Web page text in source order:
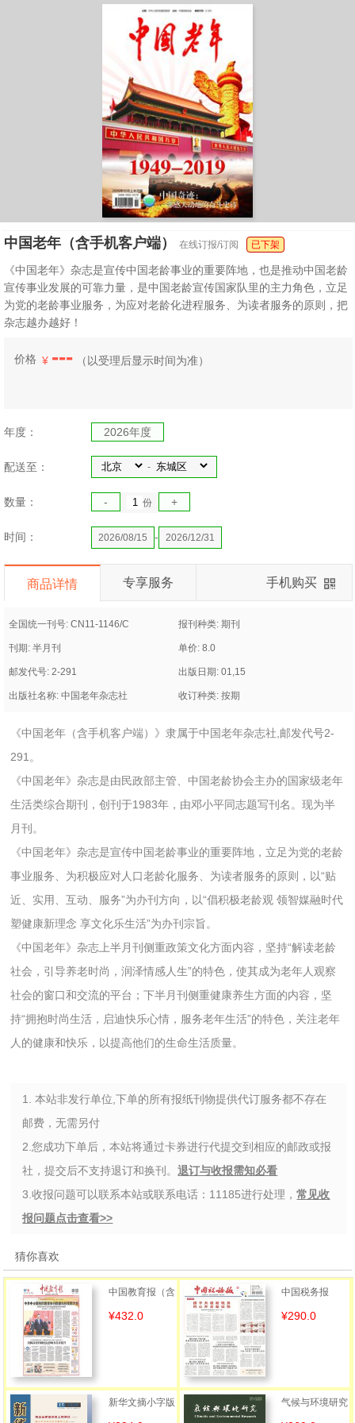
中国老年（含手机客户端）在线订报/订阅 已下架
《中国老年》杂志是宣传中国老龄事业的重要阵地，也是推动中国老龄
宣传事业发展的可靠力量，是中国老龄宣传国家队里的主力角色，立足
为党的老龄事业服务，为应对老龄化进程服务、为读者服务的原则，把
杂志越办越好！
价格 ¥ --- （ 以受理后显示时间为准）
年度： 2026年度
配送至： -
数量： - 份 +
时间： 2026/08/15 - 2026/12/31
商品详情 专享服务 手机购买
全国统一刊号: CN11-1146/C 报刊种类: 期刊
刊期: 半月刊 单价: 8.0
邮发代号: 2-291 出版日期: 01,15
出版社名称: 中国老年杂志社 收订种类: 按期
《中国老年（含手机客户端）》隶属于中国老年杂志社,邮发代号2-
291。
《中国老年》杂志是由民政部主管、中国老龄协会主办的国家级老年
生活类综合期刊，创刊于1983年，由邓小平同志题写刊名。现为半
月刊。
《中国老年》杂志是宣传中国老龄事业的重要阵地，立足为党的老龄
事业服务、为积极应对人口老龄化服务、为读者服务的原则，以“贴
近、实用、互动、服务”为办刊方向，以“倡积极老龄观 领智媒融时代
塑健康新理念 享文化乐生活”为办刊宗旨。
《中国老年》杂志上半月刊侧重政策文化方面内容，坚持“解读老龄
社会，引导养老时尚，润泽情感人生”的特色，使其成为老年人观察
社会的窗口和交流的平台；下半月刊侧重健康养生方面的内容，坚
持“拥抱时尚生活，启迪快乐心情，服务老年生活”的特色，关注老年
人的健康和快乐，以提高他们的生命生活质量。
1. 本站非发行单位,下单的所有报纸刊物提供代订服务都不存在
邮费，无需另付
2.您成功下单后，本站将通过卡券进行代提交到相应的邮政或报
社，提交后不支持退订和换刊。退订与收报需知必看
3.收报问题可以联系本站或联系电话：11185进行处理，常见收
报问题点击查看>>
猜你喜欢
中国教育报（含
手机客户端）
¥432.0
中国税务报
¥290.0
新华文摘小字版 气候与环境研究